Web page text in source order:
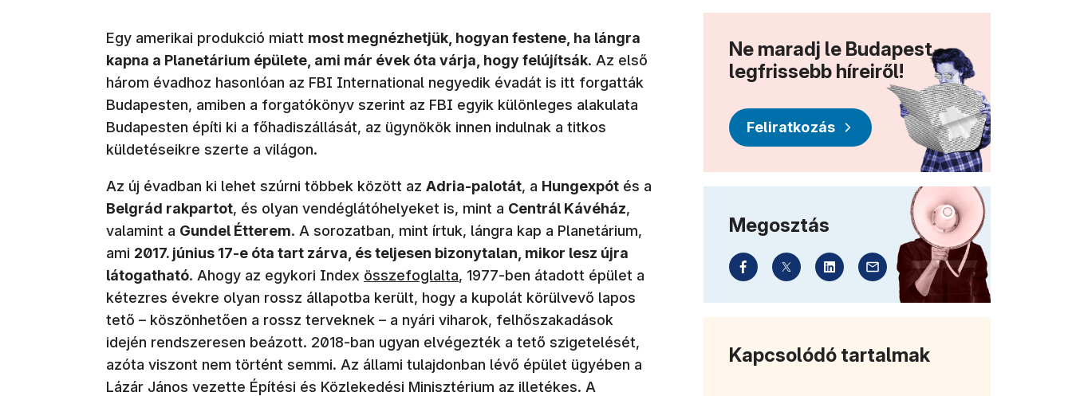
Egy amerikai produkció miatt most megnézhetjük, hogyan festene, ha lángra
kapna a Planetárium épülete, ami már évek óta várja, hogy felújítsák. Az első
három évadhoz hasonlóan az FBI International negyedik évadát is itt forgatták
Budapesten, amiben a forgatókönyv szerint az FBI egyik különleges alakulata
Budapesten építi ki a főhadiszállását, az ügynökök innen indulnak a titkos
küldetéseikre szerte a világon.
Az új évadban ki lehet szúrni többek között az Adria-palotát, a Hungexpót és a
Belgrád rakpartot, és olyan vendéglátóhelyeket is, mint a Centrál Kávéház,
valamint a Gundel Étterem. A sorozatban, mint írtuk, lángra kap a Planetárium,
ami 2017. június 17-e óta tart zárva, és teljesen bizonytalan, mikor lesz újra
látogatható. Ahogy az egykori Index (új ablakban nyílik meg)
összefoglalta, 1977-ben átadott épület a
kétezres évekre olyan rossz állapotba került, hogy a kupolát körülvevő lapos
tető – köszönhetően a rossz terveknek – a nyári viharok, felhőszakadások
idején rendszeresen beázott. 2018-ban ugyan elvégezték a tető szigetelését,
azóta viszont nem történt semmi. Az állami tulajdonban lévő épület ügyében a
Lázár János vezette Építési és Közlekedési Minisztérium az illetékes. A
Ne maradj le Budapest
legfrissebb híreiről!
Feliratkozás
Megosztás
Kapcsolódó tartalmak